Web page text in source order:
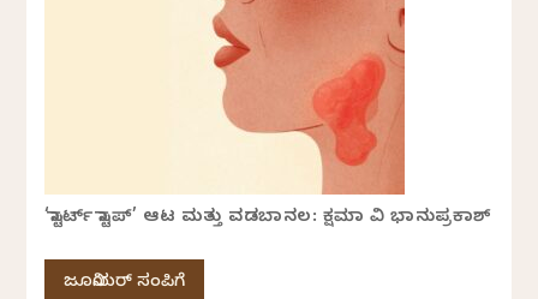
‘ಸ್ಟಾರ್ಟ್ ಸ್ಟಾಪ್’ ಆಟ ಮತ್ತು ವಡಬಾನಲ: ಕ್ಷಮಾ ವಿ ಭಾನುಪ್ರಕಾಶ್
ಜೂನಿಯರ್ ಸಂಪಿಗೆ